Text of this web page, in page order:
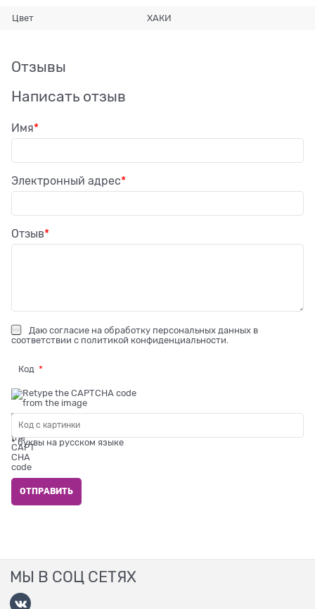
Цвет ХАКИ
Отзывы
Написать отзыв
Имя
Электронный адрес
Отзыв
Даю согласие на обработку персональных данных в
соответствии с политикой конфиденциальности
Код
* буквы на русском языке
МЫ В СОЦ СЕТЯХ